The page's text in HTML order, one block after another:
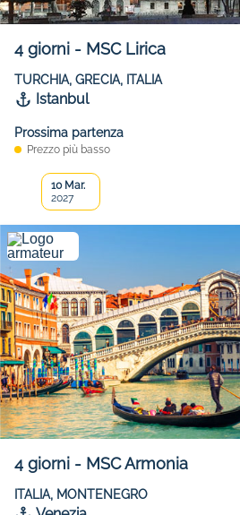
4 giorni - MSC Lirica
TURCHIA, GRECIA, ITALIA
Istanbul
Prossima partenza
Prezzo più basso
10 Mar.
2027
4 giorni - MSC Armonia
ITALIA, MONTENEGRO